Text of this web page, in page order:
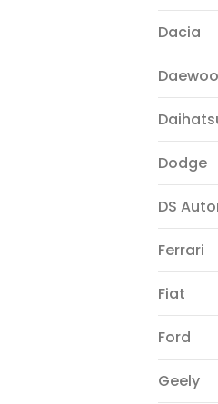
Dacia
Daewoo
Dodge
DS
Ferrari
Fiat
Ford
Geely